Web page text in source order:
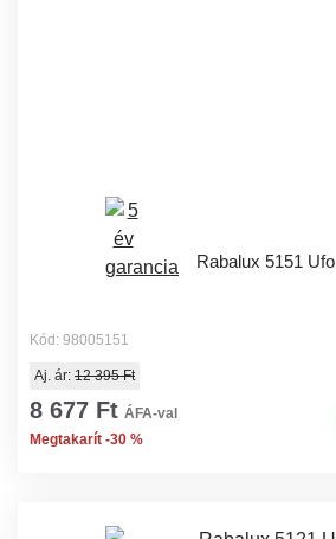
Rabalux 5151 Ufo
Kód: 98005151
Aj. ár: 12 395 Ft
8 677 Ft ÁFA-val
Megtakarít -30 %